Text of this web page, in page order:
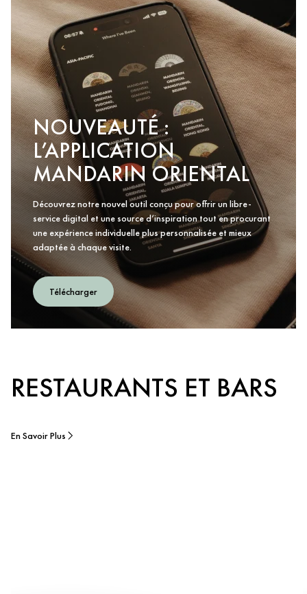
NOUVEAUTÉ :
L’APPLICATION
MANDARIN ORIENTAL
Découvrez notre nouvel outil conçu pour offrir un libre-
service digital et une source d’inspiration tout en procurant
une expérience individuelle plus personnalisée et mieux
adaptée à chaque visite.
Télécharger
RESTAURANTS ET BARS
En Savoir Plus